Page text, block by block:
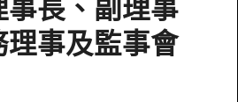
事及監事會